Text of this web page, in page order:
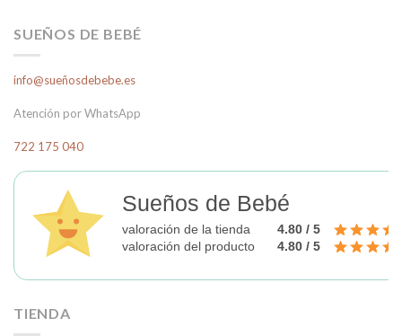
SUEÑOS DE BEBÉ
info@sueñosdebebe.es
Atención por WhatsApp
722 175 040
Sueños de Bebé
valoración de la tienda
4.80 / 5
valoración del producto
4.80 / 5
TIENDA